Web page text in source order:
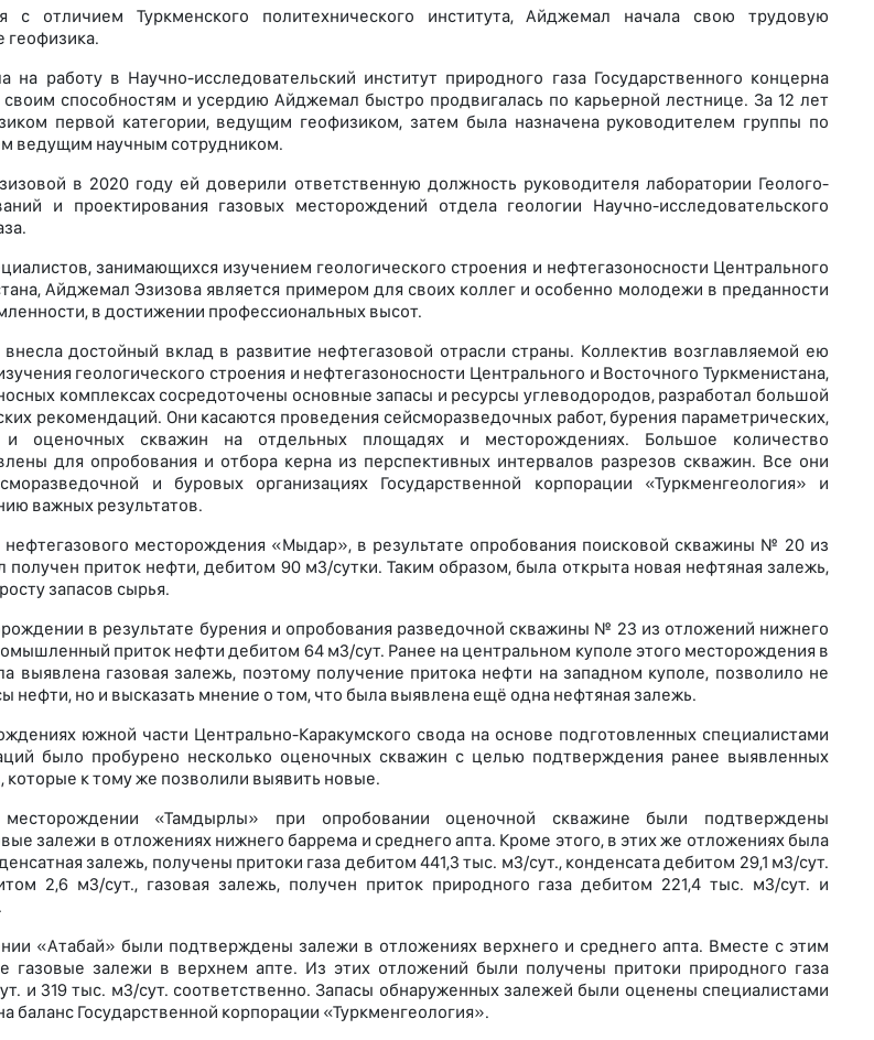
с отличием Туркменского политехнического института, Айджемал начала свою трудовую
геофизика.
работу в Научно-исследовательский институт природного газа Государственного концерна
своим способностям и усердию Айджемал быстро продвигалась по карьерной лестнице. За 12 лет
первой категории, ведущим геофизиком, затем была назначена руководителем группы по
ведущим научным сотрудником.
в 2020 году ей доверили ответственную должность руководителя лаборатории Геолого-
и проектирования газовых месторождений отдела геологии Научно-исследовательского
занимающихся изучением геологического строения и нефтегазоносности Центрального
Айджемал Эзизова является примером для своих коллег и особенно молодежи в преданности
в достижении профессиональных высот.
достойный вклад в развитие нефтегазовой отрасли страны. Коллектив возглавляемой ею
геологического строения и нефтегазоносности Центрального и Восточного Туркменистана,
комплексах сосредоточены основные запасы и ресурсы углеводородов, разработал большой
рекомендаций. Они касаются проведения сейсморазведочных работ, бурения параметрических,
и оценочных скважин на отдельных площадях и месторождениях. Большое количество
для опробования и отбора керна из перспективных интервалов разрезов скважин. Все они
и буровых организациях Государственной корпорации «Туркменгеология» и
важных результатов.
нефтегазового месторождения «Мыдар», в результате опробования поисковой скважины № 20 из
получен приток нефти, дебитом 90 м3/сутки. Таким образом, была открыта новая нефтяная залежь,
запасов сырья.
в результате бурения и опробования разведочной скважины № 23 из отложений нижнего
приток нефти дебитом 64 м3/сут. Ранее на центральном куполе этого месторождения в
выявлена газовая залежь, поэтому получение притока нефти на западном куполе, позволило не
нефти, но и высказать мнение о том, что была выявлена ещё одна нефтяная залежь.
южной части Центрально-Каракумского свода на основе подготовленных специалистами
было пробурено несколько оценочных скважин с целью подтверждения ранее выявленных
которые к тому же позволили выявить новые.
месторождении «Тамдырлы» при опробовании оценочной скважине были подтверждены
залежи в отложениях нижнего баррема и среднего апта. Кроме этого, в этих же отложениях была
залежь, получены притоки газа дебитом 441,3 тыс. м3/сут., конденсата дебитом 29,1 м3/сут.
2,6 м3/сут., газовая залежь, получен приток природного газа дебитом 221,4 тыс. м3/сут. и
«Атабай» были подтверждены залежи в отложениях верхнего и среднего апта. Вместе с этим
газовые залежи в верхнем апте. Из этих отложений были получены притоки природного газа
и 319 тыс. м3/сут. соответственно. Запасы обнаруженных залежей были оценены специалистами
баланс Государственной корпорации «Туркменгеология».